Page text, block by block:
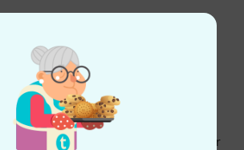
Liveauftritte sehr gut (zum Teil
Case enthalten). Und Klingen auch für